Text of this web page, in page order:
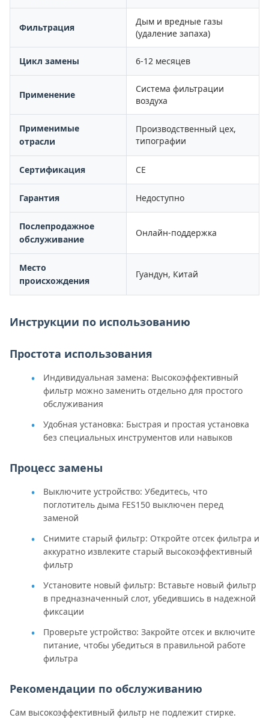
Фильтрация
Дым и вредные газы
(удаление запаха)
Цикл замены 6-12 месяцев
Применение
Система фильтрации
воздуха
Применимые
отрасли
Производственный цех,
типографии
Сертификация CE
Гарантия Недоступно
Послепродажное
обслуживание
Онлайн-поддержка
Место
происхождения
Гуандун, Китай
Инструкции по использованию
Простота использования
Индивидуальная замена: Высокоэффективный
фильтр можно заменить отдельно для простого
обслуживания
Удобная установка: Быстрая и простая установка
без специальных инструментов или навыков
Процесс замены
Выключите устройство: Убедитесь, что
поглотитель дыма FES150 выключен перед
заменой
Снимите старый фильтр: Откройте отсек фильтра и
аккуратно извлеките старый высокоэффективный
фильтр
Установите новый фильтр: Вставьте новый фильтр
в предназначенный слот, убедившись в надежной
фиксации
Проверьте устройство: Закройте отсек и включите
питание, чтобы убедиться в правильной работе
фильтра
Рекомендации по обслуживанию
Сам высокоэффективный фильтр не подлежит стирке.